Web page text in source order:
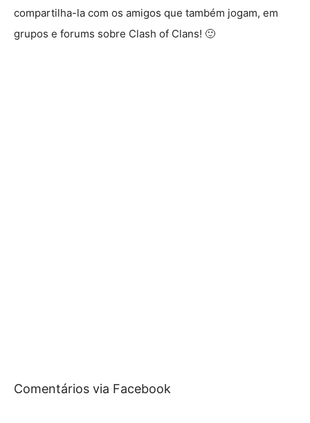
compartilha-la com os amigos que também jogam, em
grupos e forums sobre Clash of Clans! 🙂
Comentários via Facebook